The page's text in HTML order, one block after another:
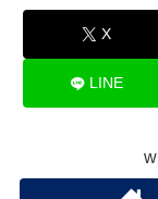
X
LINE